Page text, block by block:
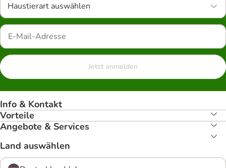
Haustierart auswählen
Jetzt anmelden
Info & Kontakt
Vorteile
Angebote & Services
Land auswählen